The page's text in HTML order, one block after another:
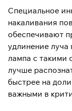
Специальное
накаливания
обеспечивают
удлинение луча
лампа с такими
лучше
быстрее на
важными в